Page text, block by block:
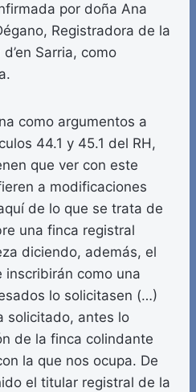
por doña Ana
Registradora de la
Sarria, como
como argumentos a
44.1 y 45.1 del RH,
que ver con este
a modificaciones
de lo que se trata de
una finca registral
diciendo, además, el
inscribirán como una
lo solicitasen (…)
solicitado, antes lo
de la finca colindante
la que nos ocupa. De
el titular registral de la